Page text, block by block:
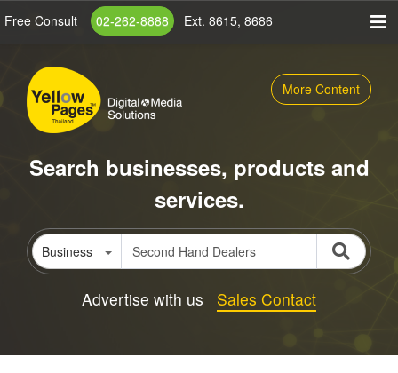
content
Free Consult 02-262-8888 Ext. 8615, 8686
More Content
Search businesses, products and
services.
Business
Advertise with us Sales Contact